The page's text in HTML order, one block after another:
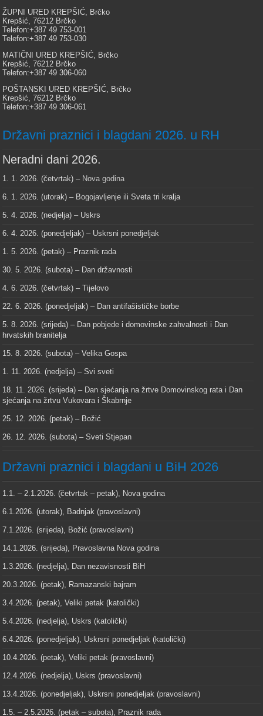
ŽUPNI URED KREPŠIĆ, Brčko
Krepšić, 76212 Brčko
Telefon:+387 49 753-001
Telefon:+387 49 753-030
MATIČNI URED KREPŠIĆ, Brčko
Krepšić, 76212 Brčko
Telefon:+387 49 306-060
POŠTANSKI URED KREPŠIĆ, Brčko
Krepšić, 76212 Brčko
Telefon:+387 49 306-061
Državni praznici i blagdani 2026. u RH
Neradni dani 2026.
1. 1. 2026. (četvrtak) – Nova godina
6. 1. 2026. (utorak) – Bogojavljenje ili Sveta tri kralja
5. 4. 2026. (nedjelja) – Uskrs
6. 4. 2026. (ponedjeljak) – Uskrsni ponedjeljak
1. 5. 2026. (petak) – Praznik rada
30. 5. 2026. (subota) – Dan državnosti
4. 6. 2026. (četvrtak) – Tijelovo
22. 6. 2026. (ponedjeljak) – Dan antifašističke borbe
5. 8. 2026. (srijeda) – Dan pobjede i domovinske zahvalnosti i Dan
hrvatskih branitelja
15. 8. 2026. (subota) – Velika Gospa
1. 11. 2026. (nedjelja) – Svi sveti
18. 11. 2026. (srijeda) – Dan sjećanja na žrtve Domovinskog rata i Dan
sjećanja na žrtvu Vukovara i Škabrnje
25. 12. 2026. (petak) – Božić
26. 12. 2026. (subota) – Sveti Stjepan
Državni praznici i blagdani u BiH 2026
1.1. – 2.1.2026. (četvrtak – petak), Nova godina
6.1.2026. (utorak), Badnjak (pravoslavni)
7.1.2026. (srijeda), Božić (pravoslavni)
14.1.2026. (srijeda), Pravoslavna Nova godina
1.3.2026. (nedjelja), Dan nezavisnosti BiH
20.3.2026. (petak), Ramazanski bajram
3.4.2026. (petak), Veliki petak (katolički)
5.4.2026. (nedjelja), Uskrs (katolički)
6.4.2026. (ponedjeljak), Uskrsni ponedjeljak (katolički)
10.4.2026. (petak), Veliki petak (pravoslavni)
12.4.2026. (nedjelja), Uskrs (pravoslavni)
13.4.2026. (ponedjeljak), Uskrsni ponedjeljak (pravoslavni)
1.5. – 2.5.2026. (petak – subota), Praznik rada